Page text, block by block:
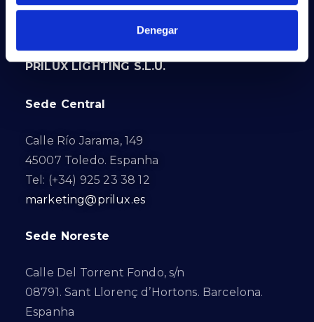
Denegar
PRILUX LIGHTING S.L.U.
Sede Central
Calle Río Jarama, 149
45007 Toledo. Espanha
Tel: (+34) 925 23 38 12
marketing@prilux.es
Sede Noreste
Calle Del Torrent Fondo, s/n
08791. Sant Llorenç d’Hortons. Barcelona.
Espanha